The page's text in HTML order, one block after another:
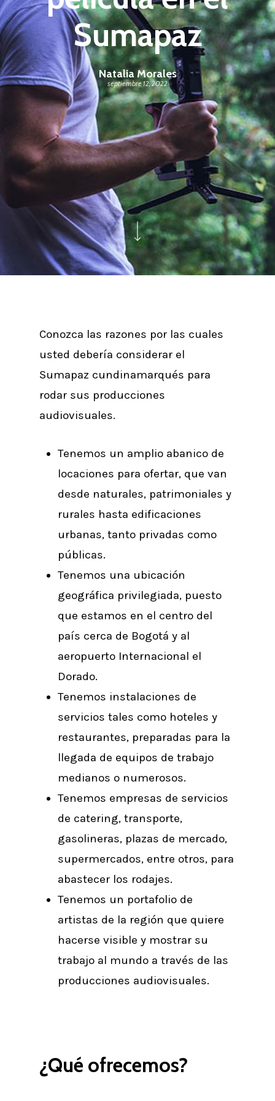
Sumapaz
Natalia Morales
septiembre 12, 2022
Conozca las razones por las cuales
usted debería considerar el
Sumapaz cundinamarqués para
rodar sus producciones
audiovisuales.
Tenemos un amplio abanico de
locaciones para ofertar, que van
desde naturales, patrimoniales y
rurales hasta edificaciones
urbanas, tanto privadas como
públicas.
Tenemos una ubicación
geográfica privilegiada, puesto
que estamos en el centro del
país cerca de Bogotá y al
aeropuerto Internacional el
Dorado.
Tenemos instalaciones de
servicios tales como hoteles y
restaurantes, preparadas para la
llegada de equipos de trabajo
medianos o numerosos.
Tenemos empresas de servicios
de catering, transporte,
gasolineras, plazas de mercado,
supermercados, entre otros, para
abastecer los rodajes.
Tenemos un portafolio de
artistas de la región que quiere
hacerse visible y mostrar su
trabajo al mundo a través de las
producciones audiovisuales.
¿Qué ofrecemos?